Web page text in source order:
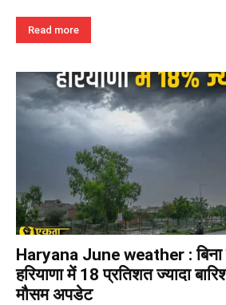
Read more
Haryana June weather : बिना
हरियाणा में 18 प्रतिशत ज्यादा
मौसम अपडेट